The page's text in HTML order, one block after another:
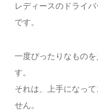
レディースのドライ
です。
一度ぴったりなもの
す。
それは、上手になっ
せん。